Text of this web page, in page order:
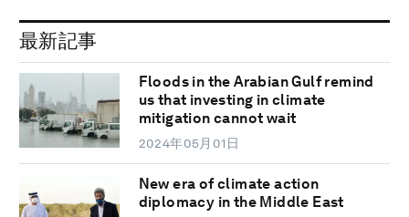
最新記事
Floods in the Arabian Gulf remind
us that investing in climate
mitigation cannot wait
2024年05月01日
New era of climate action
diplomacy in the Middle East